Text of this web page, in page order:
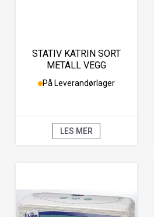
STATIV KATRIN SORT
METALL VEGG
På Leverandørlager
LES MER